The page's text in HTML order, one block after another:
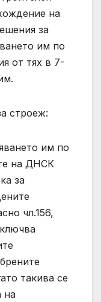
на
за
им по
от тях в 7-
строеж:
им по
на ДНСК
за
чл.156,
такива се
на